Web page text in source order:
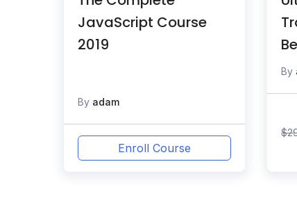
JavaScript Course
2019
By adam
Enroll Course
By
$